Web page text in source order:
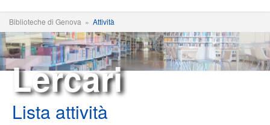
Biblioteche di Genova » Attività
Lercari
Lista attività